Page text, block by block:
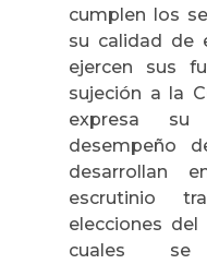
cumplen los
su calidad de
ejercen sus
sujeción a la
expresa
desempeño
desarrollan
escrutinio
elecciones
cuales se